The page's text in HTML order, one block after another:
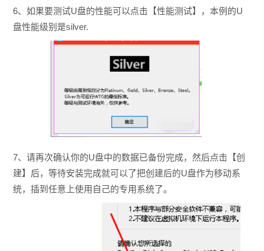
6、如果要测试U盘的性能可以点击【性能测试】，本例的U
盘性能级别是silver.
7、请再次确认你的U盘中的数据已备份完成，然后点击【创
建】后，等待安装完成就可以了把创建后的U盘作为移动系
统，插到任意上使用自己的专用系统了。